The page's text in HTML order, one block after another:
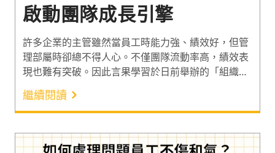
啟動團隊成長引擎
許多企業的主管雖然當員工時能力強、績效好，但管
理部屬時卻總不得人心。不僅團隊流動率高，績效表
現也難有突破。因此言果學習於日前舉辦的「組織對
話升級術：心理安全×協商談判」人資體驗班，便邀
請到人才發展教練洪淑姮（Sharon），揭秘員工心
理安全與組織績效的關聯。從引導學員深入探索溝通
背後的心理機制出發，搭配實用工具的實作練習，讓
人資夥伴快速掌握關係建立的方法核心。
繼續閱讀